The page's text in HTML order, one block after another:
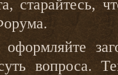
старайтесь,
оформляйте
вопроса.